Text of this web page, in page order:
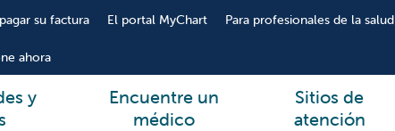
su factura El portal MyChart Para profesionales de la salud
ahora
y
Encuentre un
médico
Sitios de
atención